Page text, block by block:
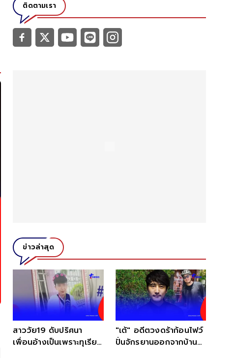
ติดตามเรา
ข่าวล่าสุด
สาววัย19 ดับปริศนา
เพื่อนอ้างเป็นเพราะทุเรียน
"เต้" อดีตวงดร้าก้อนไฟว์
ปั่นจักรยานออกจากบ้าน